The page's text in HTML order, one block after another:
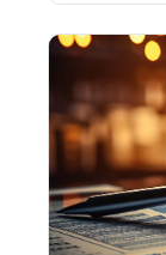
4 décembre